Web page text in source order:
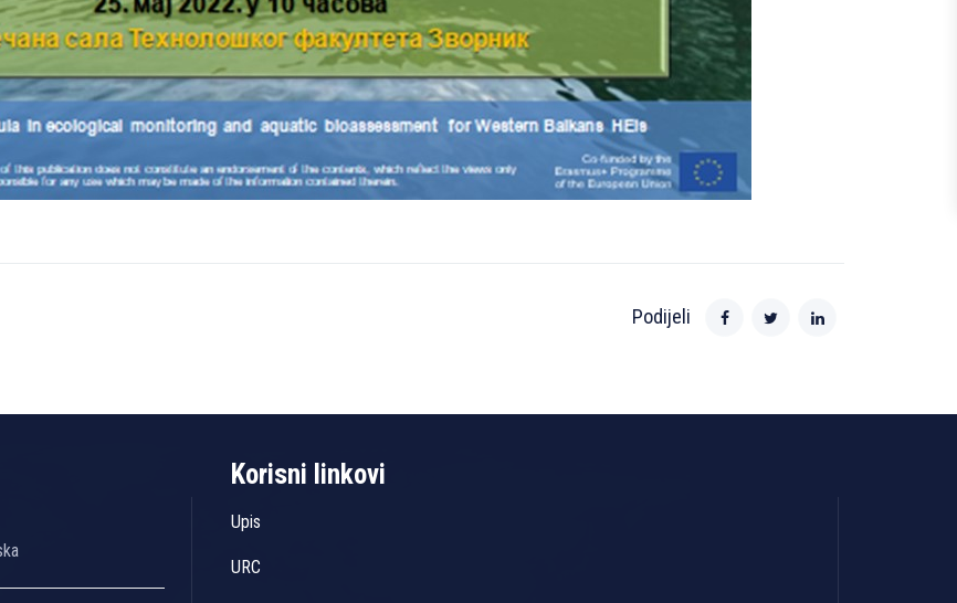
Podijeli
Korisni linkovi
Upis
URC